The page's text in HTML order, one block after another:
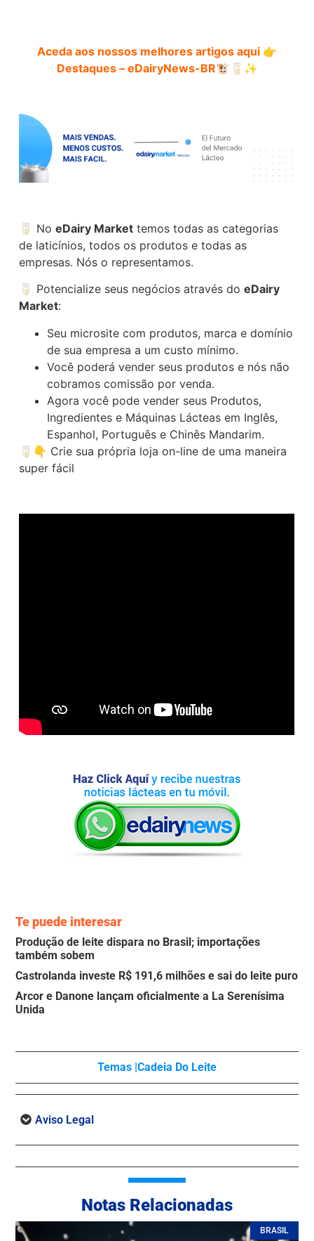
Aceda aos nossos melhores artigos aqui 👉
Destaques – eDairyNews-BR🐮🥛✨
🥛 NoeDairy Market temos todas as categorias
de laticínios, todos os produtos e todas as
empresas. Nós o representamos.
🥛 Potencialize seus negócios através doeDairy
Market:
Seu microsite com produtos, marca e domínio
de sua empresa a um custo mínimo.
Você poderá vender seus produtos e nós não
cobramos comissão por venda.
Agora você pode vender seus Produtos,
Ingredientes e Máquinas Lácteas em Inglês,
Espanhol, Português e Chinês Mandarim.
🥛👇 Crie sua própria loja on-line de uma maneira
super fácil
Te puede interesar
Produção de leite dispara no Brasil; importações
também sobem
Castrolanda investe R$ 191,6 milhões e sai do leite puro
Arcor e Danone lançam oficialmente a La Serenísima
Unida
Temas |Cadeia Do Leite
Aviso Legal
Notas Relacionadas
BRASIL